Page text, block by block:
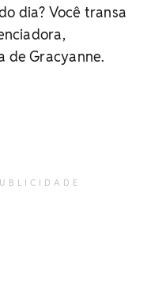
dia? Você transa
de Gracyanne.